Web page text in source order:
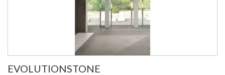
EVOLUTIONSTONE